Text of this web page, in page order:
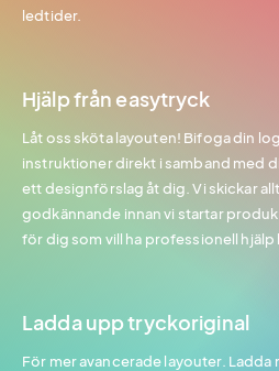
ledtider.
Hjälp från easytryck
Låt oss sköta layouten! Bifoga din
instruktioner direkt i samband med
ett designförslag åt dig. Vi skickar
godkännande innan vi startar
för dig som vill ha professionell hjälp
Ladda upp tryckoriginal
För mer avancerade layouter. Ladda